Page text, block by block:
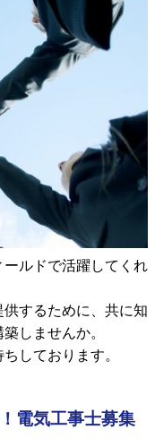
ルドで活躍してくれ
するために、共に知
しませんか。
しております。
電気工事士募集